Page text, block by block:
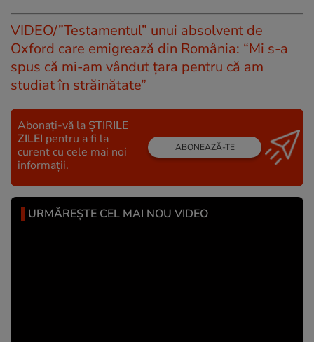
VIDEO/”Testamentul” unui absolvent de
Oxford care emigrează din România: “Mi s-a
spus că mi-am vândut ţara pentru că am
studiat în străinătate”
Abonați-vă la ȘTIRILE
ZILEI pentru a fi la
curent cu cele mai noi
informații.
ABONEAZĂ-TE
URMĂREȘTE CEL MAI NOU VIDEO